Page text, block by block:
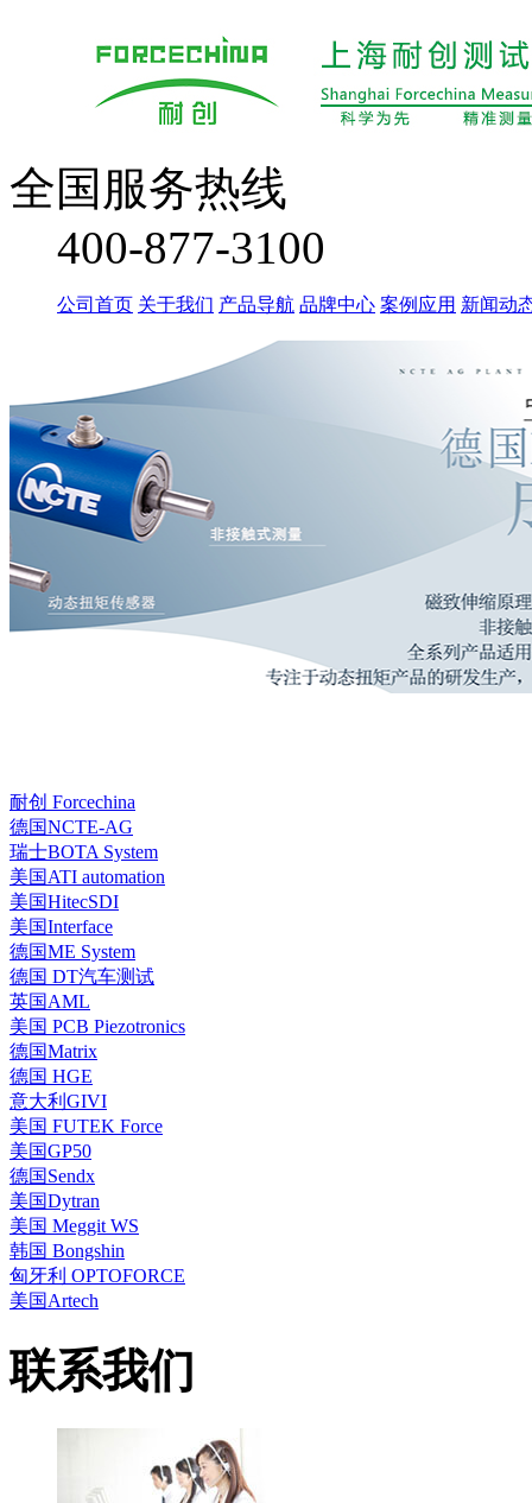
全国服务热线
400-877-3100
公司首页 关于我们 产品导航 品牌中心 案例应用 新闻动
耐创 Forcechina
德国NCTE-AG
瑞士BOTA System
美国ATI automation
美国HitecSDI
美国Interface
德国ME System
德国 DT汽车测试
英国AML
美国 PCB Piezotronics
德国Matrix
德国 HGE
意大利GIVI
美国 FUTEK Force
美国GP50
德国Sendx
美国Dytran
美国 Meggit WS
韩国 Bongshin
匈牙利 OPTOFORCE
美国Artech
联系我们